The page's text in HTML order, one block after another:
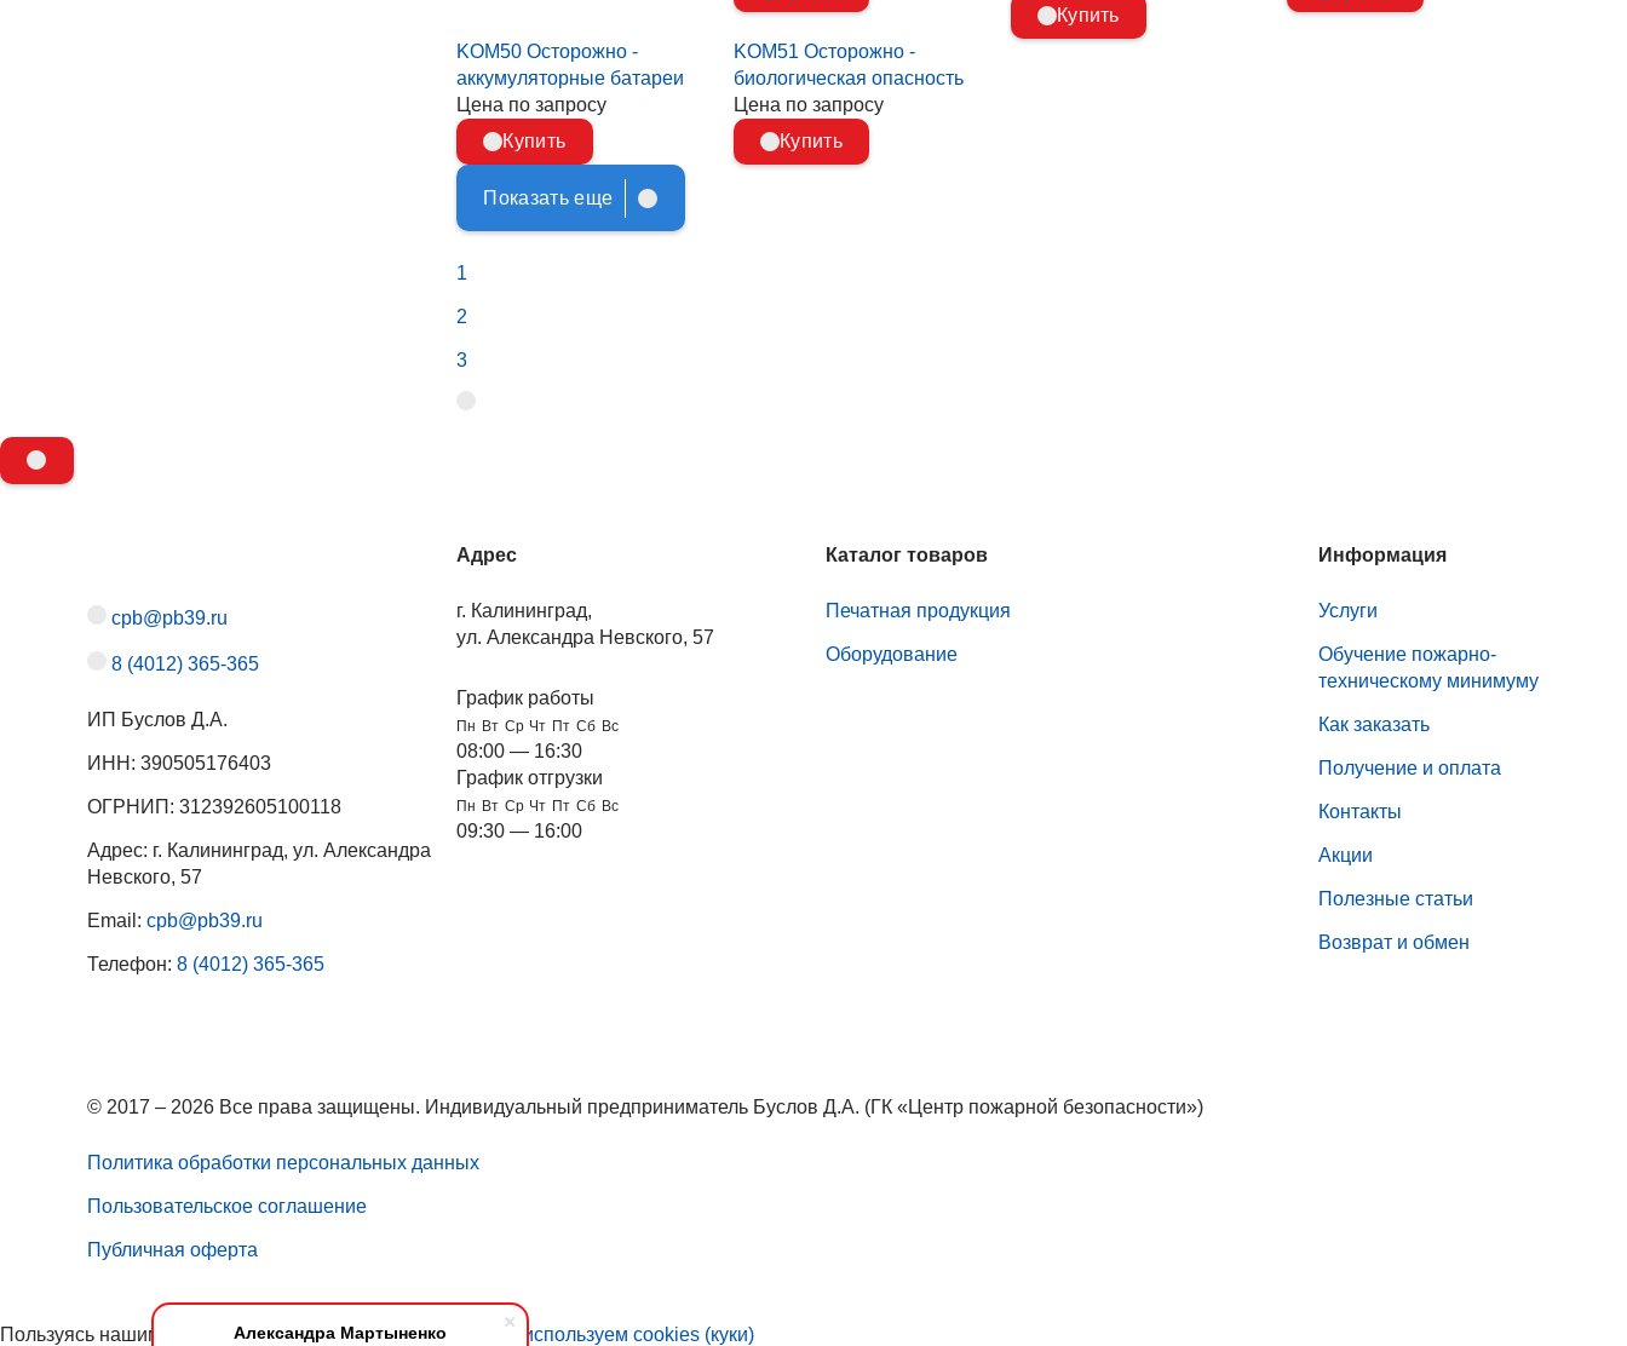
Александра Мартыненко
Купить
KOM50 Осторожно -
аккумуляторные батареи
Цена по запросу
Купить
KOM51 Осторожно -
биологическая опасность
Цена по запросу
Купить
Показать еще
1
2
3
cpb@pb39.ru
8 (4012) 365-365
ИП Буслов Д.А.
ИНН: 390505176403
ОГРНИП: 312392605100118
Адрес: г. Калининград, ул. Александра
Невского, 57
Email: cpb@pb39.ru
Телефон: 8 (4012) 365-365
Адрес
г. Калининград,
ул. Александра Невского, 57
График работы
Пн Вт Ср Чт Пт Сб Вс
08:00 — 16:30
График отгрузки
Пн Вт Ср Чт Пт Сб Вс
09:30 — 16:00
Каталог товаров
Печатная продукция
Оборудование
Информация
Услуги
Обучение пожарно-
техническому минимуму
Как заказать
Получение и оплата
Контакты
Акции
Полезные статьи
Возврат и обмен
© 2017 – 2026 Все права защищены. Индивидуальный предприниматель Буслов Д.А. (ГК «Центр пожарной безопасности»)
Политика обработки персональных данных
Пользовательское соглашение
Публичная оферта
Пользуясь нашим сайтом, вы соглашаетесь с тем, что мы используем cookies (куки)